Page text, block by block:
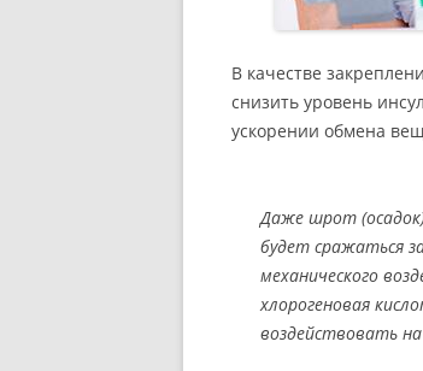
В качестве
снизить уровень
ускорении обмена
Даже шрот
будет сражаться
механического
хлорогеновая
воздействовать